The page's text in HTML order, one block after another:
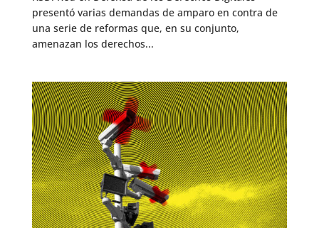
presentó varias demandas de amparo en contra de
una serie de reformas que, en su conjunto,
amenazan los derechos...